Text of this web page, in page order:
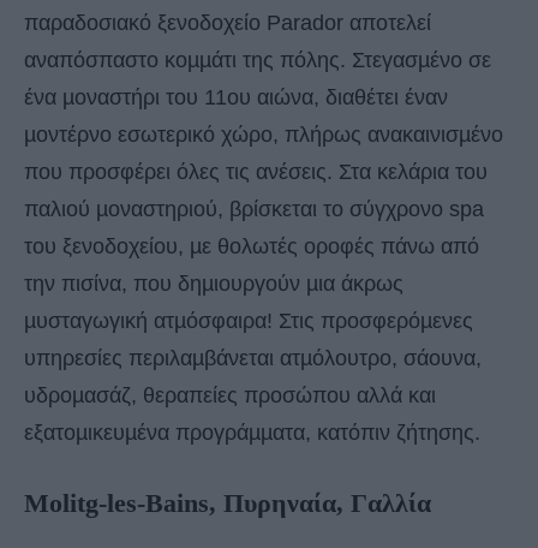
παραδοσιακό ξενοδοχείο Parador αποτελεί
αναπόσπαστο κοµµάτι της πόλης. Στεγασµένο σε
ένα µοναστήρι του 11ου αιώνα, διαθέτει έναν
µοντέρνο εσωτερικό χώρο, πλήρως ανακαινισµένο
που προσφέρει όλες τις ανέσεις. Στα κελάρια του
παλιού µοναστηριού, βρίσκεται το σύγχρονο spa
του ξενοδοχείου, µε θολωτές οροφές πάνω από
την πισίνα, που δηµιουργούν µια άκρως
µυσταγωγική ατµόσφαιρα! Στις προσφερόµενες
υπηρεσίες περιλαµβάνεται ατµόλουτρο, σάουνα,
υδροµασάζ, θεραπείες προσώπου αλλά και
εξατοµικευµένα προγράµµατα, κατόπιν ζήτησης.
Molitg-les-Bains, Πυρηναία, Γαλλία